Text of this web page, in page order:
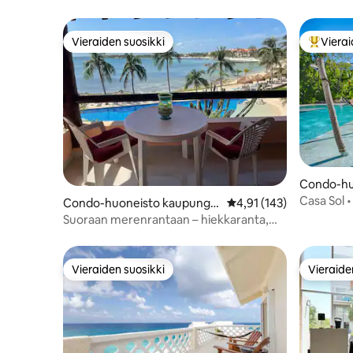
Vieraiden suosikki
Vieraiden suosikki
Condo-huoneisto kaupungis
sa Puerto Aventuras
Keskimääräinen arvio
4,91 (143)
Suoraan merenrantaan – hiekkaranta,
Condo-
sa Playa
Casa Sol
Vieraiden suosikki
Vieraiden suosikki